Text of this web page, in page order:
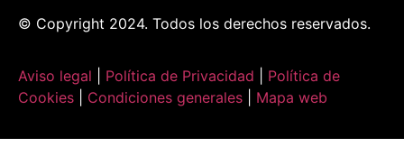
© Copyright 2024. Todos los derechos reservados.
Aviso legal Política de Privacidad
Política de
Cookies
Condiciones generales Mapa web